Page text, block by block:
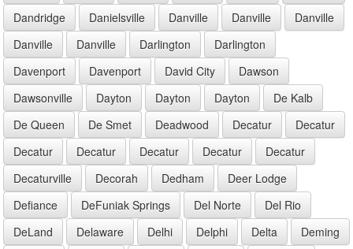
Dandridge
Danielsville Danville Danville
Danville
Danville
Danville Darlington
Darlington
Davenport
Davenport David City
Dawson
Dawsonville
Dayton Dayton Dayton
De Kalb
De Queen
De Smet Deadwood Decatur
Decatur
Decatur
Decatur Decatur Decatur
Decatur
Decaturville
Decorah Dedham
Deer Lodge
Defiance
DeFuniak Springs Del Norte
Del Rio
DeLand
Delaware Delhi Delphi Delta
Deming